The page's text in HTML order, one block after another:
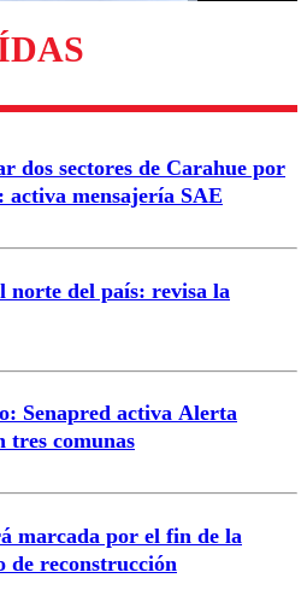
dos sectores de Carahue por
activa mensajería SAE
norte del país: revisa la
Senapred activa Alerta
tres comunas
marcada por el fin de la
de reconstrucción